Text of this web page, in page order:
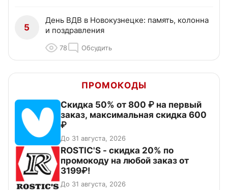
5
День ВДВ в Новокузнецке: память, колонна
и поздравления
78 Обсудить
ПРОМОКОДЫ
Скидка 50% от 800 ₽ на первый
заказ, максимальная скидка 600
₽
До 31 августа, 2026
ROSTIC'S - скидка 20% по
промокоду на любой заказ от
3199₽!
До 31 августа, 2026